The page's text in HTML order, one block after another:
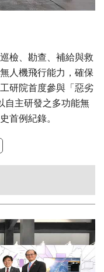
檢、勘查、補給與救
人機飛行能力，確保
研院首度參與「惡劣
自主研發之多功能無
首例紀錄。